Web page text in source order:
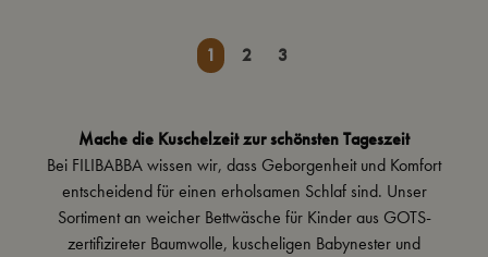
1 2 3
Mache die Kuschelzeit zur schönsten Tageszeit
Bei FILIBABBA wissen wir, dass Geborgenheit und Komfort
entscheidend für einen erholsamen Schlaf sind. Unser
Sortiment an weicher Bettwäsche für Kinder aus GOTS-
zertifizireter Baumwolle, kuscheligen Babynester und